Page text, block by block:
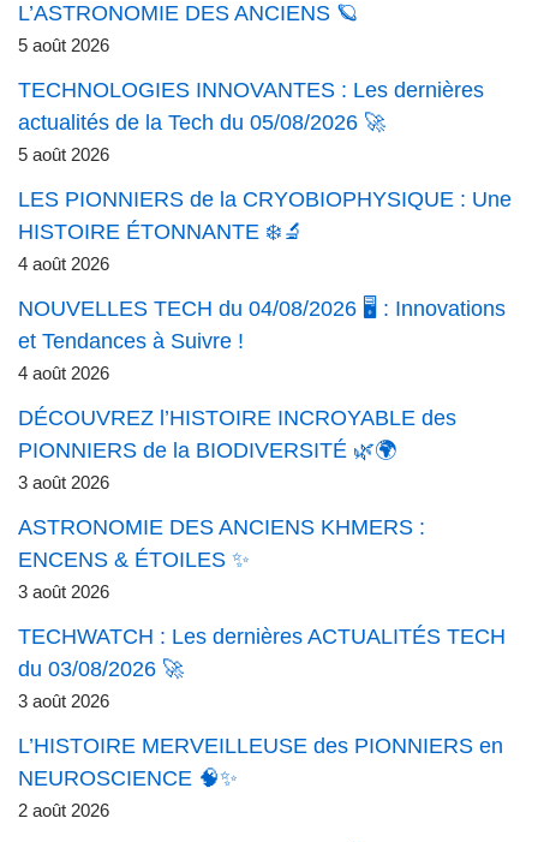
L’ASTRONOMIE DES ANCIENS 🪐
5 août 2026
TECHNOLOGIES INNOVANTES : Les dernières
actualités de la Tech du 05/08/2026 🚀
5 août 2026
LES PIONNIERS de la CRYOBIOPHYSIQUE : Une
HISTOIRE ÉTONNANTE ❄️🔬
4 août 2026
NOUVELLES TECH du 04/08/2026 🖥️ : Innovations
et Tendances à Suivre !
4 août 2026
DÉCOUVREZ l’HISTOIRE INCROYABLE des
PIONNIERS de la BIODIVERSITÉ 🌿🌍
3 août 2026
ASTRONOMIE DES ANCIENS KHMERS :
ENCENS & ÉTOILES ✨
3 août 2026
TECHWATCH : Les dernières ACTUALITÉS TECH
du 03/08/2026 🚀
3 août 2026
L’HISTOIRE MERVEILLEUSE des PIONNIERS en
NEUROSCIENCE 🧠✨
2 août 2026